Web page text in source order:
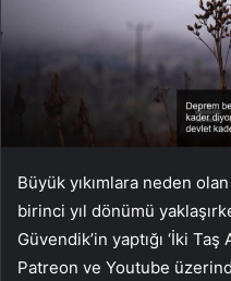
Büyük yıkımlara neden
birinci yıl dönümü
Güvendik’in yaptığı ‘İki
Patreon ve Youtube